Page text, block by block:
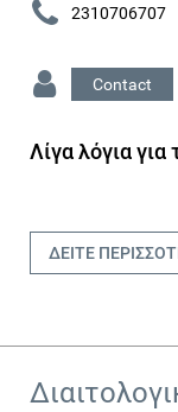
2310706707
Contact
Λίγα λόγια για
ΔΕΙΤΕ